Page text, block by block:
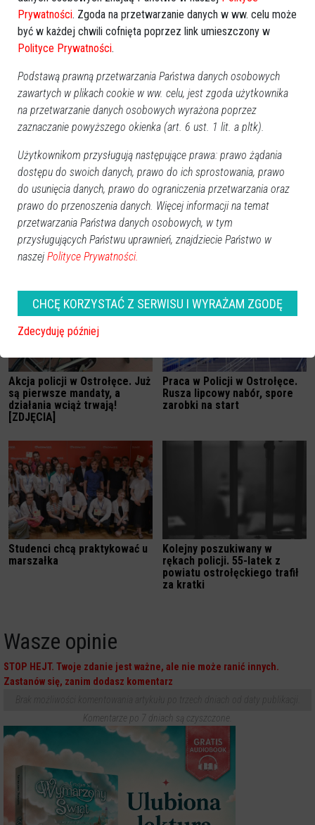
Zobacz również
Akcja policji w Ostrołęce. Już
są pierwsze mandaty, a
działania wciąż trwają!
[ZDJĘCIA]
Praca w Policji w Ostrołęce.
Rusza lipcowy nabór, spore
zarobki na start
Studenci chcą praktykować u
marszałka
Kolejny poszukiwany w
rękach policji. 55-latek z
powiatu ostrołęckiego trafił
za kratki
Wasze opinie
STOP HEJT. Twoje zdanie jest ważne, ale nie może ranić innych.
Zastanów się, zanim dodasz komentarz
Komentarze po 7 dniach są czyszczone.
Prywatności. Zgoda na przetwarzanie danych w ww. celu może
być w każdej chwili cofnięta poprzez link umieszczony w
Polityce Prywatności.
Podstawą prawną przetwarzania Państwa danych osobowych
zawartych w plikach cookie w ww. celu, jest zgoda użytkownika
na przetwarzanie danych osobowych wyrażona poprzez
zaznaczanie powyższego okienka (art. 6 ust. 1 lit. a pltk).
Użytkownikom przysługują następujące prawa: prawo żądania
dostępu do swoich danych, prawo do ich sprostowania, prawo
do usunięcia danych, prawo do ograniczenia przetwarzania oraz
prawo do przenoszenia danych. Więcej informacji na temat
przetwarzania Państwa danych osobowych, w tym
przysługujących Państwu uprawnień, znajdziecie Państwo w
naszej Polityce Prywatności.
CHCĘ KORZYSTAĆ Z SERWISU I WYRAŻAM ZGODĘ
Zdecyduję później